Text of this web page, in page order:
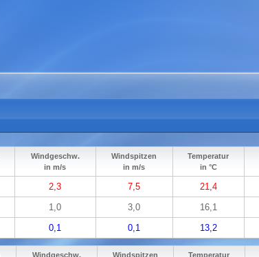
Windgeschw.
in m/s
Windspitzen
in m/s
Temperatur
in °C
2,3 7,5 21,4
1,0 3,0 16,1
0,1 0,1 13,2
Windgeschw.
Windspitzen
Temperatur